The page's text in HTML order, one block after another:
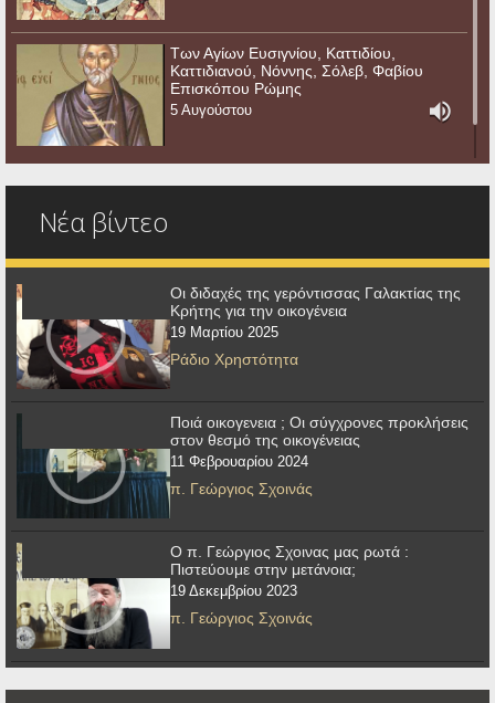
Των Αγίων Ευσιγνίου, Καττιδίου,
Καττιδιανού, Νόννης, Σόλεβ, Φαβίου
Επισκόπου Ρώμης
5 Αυγούστου
Νέα βίντεο
Οι διδαχές της γερόντισσας Γαλακτίας της
Κρήτης για την οικογένεια
19 Μαρτίου 2025
Ράδιο Χρηστότητα
Ποιά οικογενεια ; Οι σύγχρονες προκλήσεις
στον θεσμό της οικογένειας
11 Φεβρουαρίου 2024
π. Γεώργιος Σχοινάς
Ο π. Γεώργιος Σχοινας μας ρωτά :
Πιστεύουμε στην μετάνοια;
19 Δεκεμβρίου 2023
π. Γεώργιος Σχοινάς